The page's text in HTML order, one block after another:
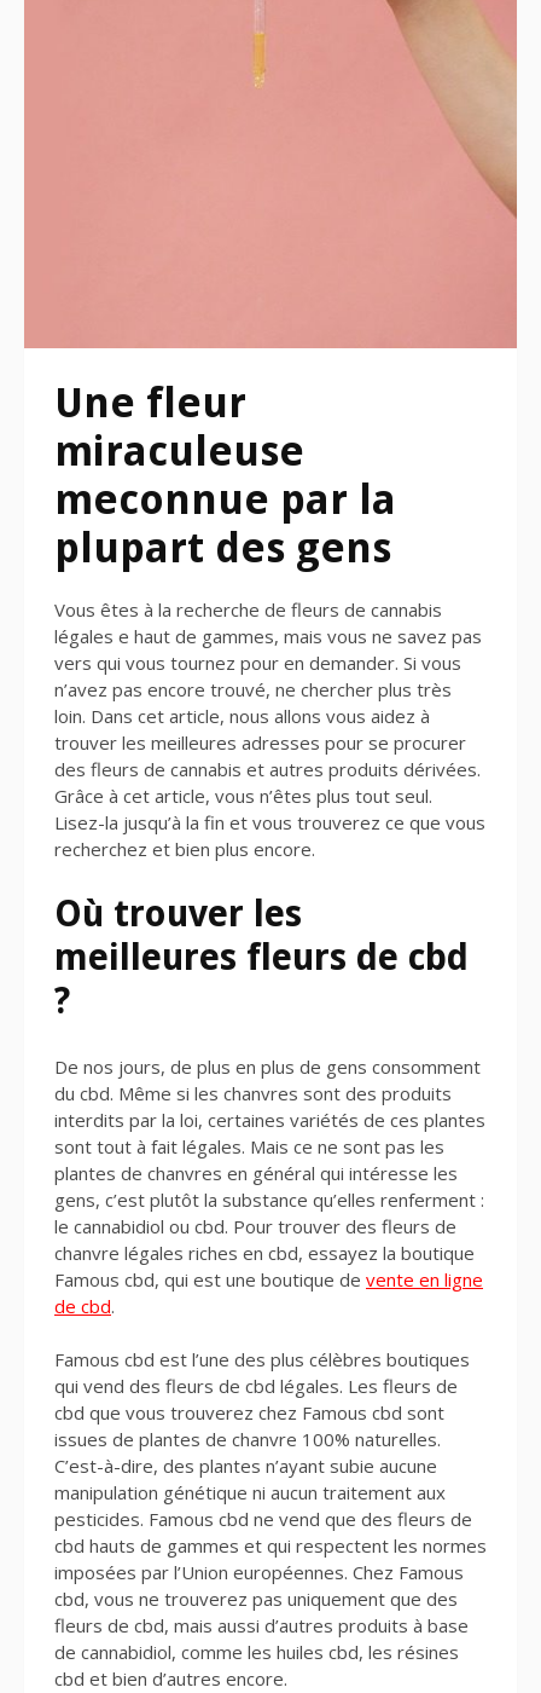
Une fleur
miraculeuse
meconnue par la
plupart des gens
Vous êtes à la recherche de fleurs de cannabis
légales e haut de gammes, mais vous ne savez pas
vers qui vous tournez pour en demander. Si vous
n’avez pas encore trouvé, ne chercher plus très
loin. Dans cet article, nous allons vous aidez à
trouver les meilleures adresses pour se procurer
des fleurs de cannabis et autres produits dérivées.
Grâce à cet article, vous n’êtes plus tout seul.
Lisez-la jusqu’à la fin et vous trouverez ce que vous
recherchez et bien plus encore.
Où trouver les
meilleures fleurs de cbd
?
De nos jours, de plus en plus de gens consomment
du cbd. Même si les chanvres sont des produits
interdits par la loi, certaines variétés de ces plantes
sont tout à fait légales. Mais ce ne sont pas les
plantes de chanvres en général qui intéresse les
gens, c’est plutôt la substance qu’elles renferment :
le cannabidiol ou cbd. Pour trouver des fleurs de
chanvre légales riches en cbd, essayez la boutique
Famous cbd, qui est une boutique de vente en ligne
de cbd.
Famous cbd est l’une des plus célèbres boutiques
qui vend des fleurs de cbd légales. Les fleurs de
cbd que vous trouverez chez Famous cbd sont
issues de plantes de chanvre 100% naturelles.
C’est-à-dire, des plantes n’ayant subie aucune
manipulation génétique ni aucun traitement aux
pesticides. Famous cbd ne vend que des fleurs de
cbd hauts de gammes et qui respectent les normes
imposées par l’Union européennes. Chez Famous
cbd, vous ne trouverez pas uniquement que des
fleurs de cbd, mais aussi d’autres produits à base
de cannabidiol, comme les huiles cbd, les résines
cbd et bien d’autres encore.